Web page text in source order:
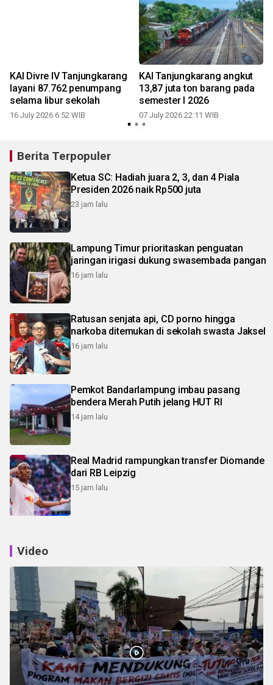
KAI Divre IV Tanjungkarang
layani 87.762 penumpang
selama libur sekolah
16 July 2026 6:52 WIB
KAI Tanjungkarang angkut
13,87 juta ton barang pada
semester I 2026
07 July 2026 22:11 WIB
Berita Terpopuler
Ketua SC: Hadiah juara 2, 3, dan 4 Piala
Presiden 2026 naik Rp500 juta
23 jam lalu
Lampung Timur prioritaskan penguatan
jaringan irigasi dukung swasembada pangan
16 jam lalu
Ratusan senjata api, CD porno hingga
narkoba ditemukan di sekolah swasta Jaksel
16 jam lalu
Pemkot Bandarlampung imbau pasang
bendera Merah Putih jelang HUT RI
14 jam lalu
Real Madrid rampungkan transfer Diomande
dari RB Leipzig
15 jam lalu
Video